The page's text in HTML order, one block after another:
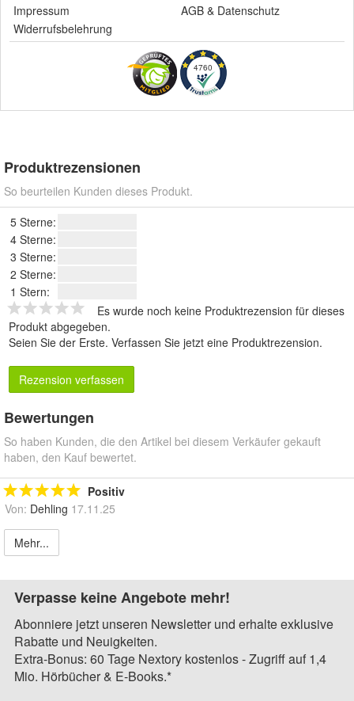
Impressum
AGB & Datenschutz
Widerrufsbelehrung
4760
Produktrezensionen
So beurteilen Kunden dieses Produkt.
5 Sterne:
4 Sterne:
3 Sterne:
2 Sterne:
1 Stern:
Es wurde noch keine Produktrezension für dieses
Produkt abgegeben.
Seien Sie der Erste. Verfassen Sie jetzt eine Produktrezension.
Rezension verfassen
Bewertungen
So haben Kunden, die den Artikel bei diesem Verkäufer gekauft
haben, den Kauf bewertet.
Positiv
Von: Dehling 17.11.25
Mehr...
Verpasse keine Angebote mehr!
Abonniere jetzt unseren Newsletter und erhalte exklusive
Rabatte und Neuigkeiten.
Extra-Bonus: 60 Tage Nextory kostenlos - Zugriff auf 1,4
Mio. Hörbücher & E-Books.*